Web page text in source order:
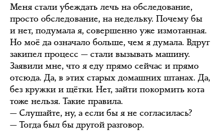
Меня стали убеждать лечь на обследование,
просто обследование, на недельку. Почему бы
и нет, подумала я, совершенно уже измотанная.
Но моё да означало больше, чем я думала. Вдруг
закипел процесс — стали вызывать машину.
Заявили мне, что я еду прямо сейчас и прямо
отсюда. Да, в этих старых домашних штанах. Да,
без кружки и щётки. Нет, зайти покормить кота
тоже нельзя. Такие правила.
— Слушайте, ну, а если бы я не согласилась?
— Тогда был бы другой разговор.